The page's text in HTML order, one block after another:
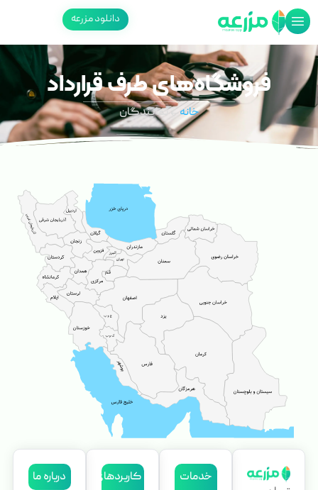
دانلود مزرعه
فروشگاه‌های طرف قرارداد
خانه نمایندگان
قم
خدمات
کاربردهای
درباره ما